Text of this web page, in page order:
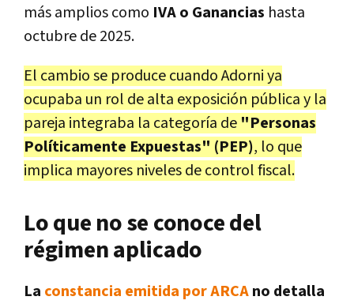
más amplios como IVA o Ganancias hasta
octubre de 2025.
El cambio se produce cuando Adorni ya
ocupaba un rol de alta exposición pública y la
pareja integraba la categoría de "Personas
Políticamente Expuestas" (PEP), lo que
implica mayores niveles de control fiscal.
Lo que no se conoce del
régimen aplicado
La constancia emitida por ARCAno detalla